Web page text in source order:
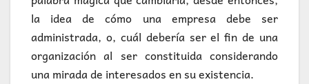
la idea de cómo una empresa debe ser
administrada, o, cuál debería ser el fin de una
organización al ser constituida considerando
una mirada de interesados en su existencia.